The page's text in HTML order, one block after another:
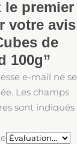
le premier
votre avis
de
100g”
e-mail ne
Les champs
sont indiqués